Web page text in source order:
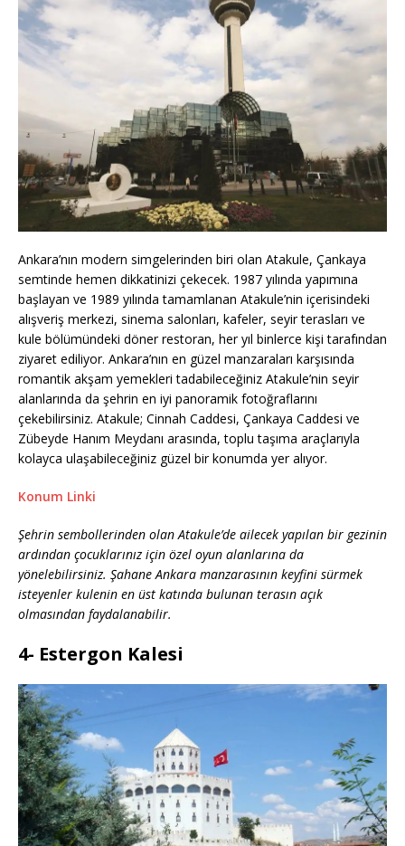
Ankara’nın modern simgelerinden biri olan Atakule, Çankaya
semtinde hemen dikkatinizi çekecek. 1987 yılında yapımına
başlayan ve 1989 yılında tamamlanan Atakule’nin içerisindeki
alışveriş merkezi, sinema salonları, kafeler, seyir terasları ve
kule bölümündeki döner restoran, her yıl binlerce kişi tarafından
ziyaret ediliyor. Ankara’nın en güzel manzaraları karşısında
romantik akşam yemekleri tadabileceğiniz Atakule’nin seyir
alanlarında da şehrin en iyi panoramik fotoğraflarını
çekebilirsiniz. Atakule; Cinnah Caddesi, Çankaya Caddesi ve
Zübeyde Hanım Meydanı arasında, toplu taşıma araçlarıyla
kolayca ulaşabileceğiniz güzel bir konumda yer alıyor.
Konum Linki
Şehrin sembollerinden olan Atakule’de ailecek yapılan bir gezinin
ardından çocuklarınız için özel oyun alanlarına da
yönelebilirsiniz. Şahane Ankara manzarasının keyfini sürmek
isteyenler kulenin en üst katında bulunan terasın açık
olmasından faydalanabilir.
4- Estergon Kalesi